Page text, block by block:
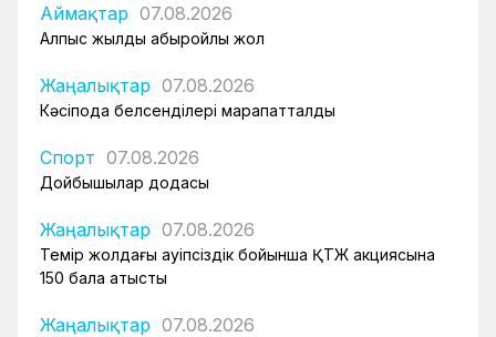
Аймақтар 07.08.2026
Алпыс жылдық абыройлы жол
Жаңалықтар 07.08.2026
Кәсіподақ белсенділері марапатталды
Спорт 07.08.2026
Дойбышылар додасы
Жаңалықтар 07.08.2026
Темір жолдағы қауіпсіздік бойынша ҚТЖ акциясына
150 бала қатысты
Жаңалықтар 07.08.2026